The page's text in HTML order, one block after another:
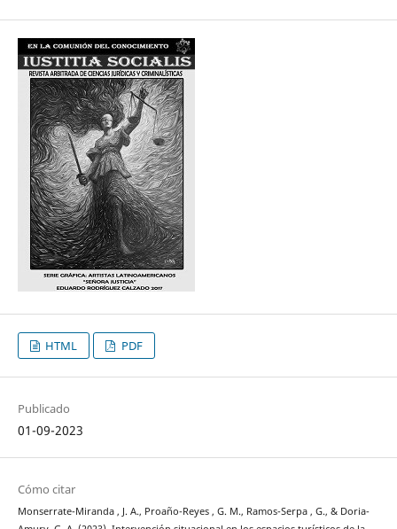
HTML PDF
Publicado
01-09-2023
Cómo citar
Monserrate-Miranda , J. A., Proaño-Reyes , G. M., Ramos-Serpa , G., & Doria-